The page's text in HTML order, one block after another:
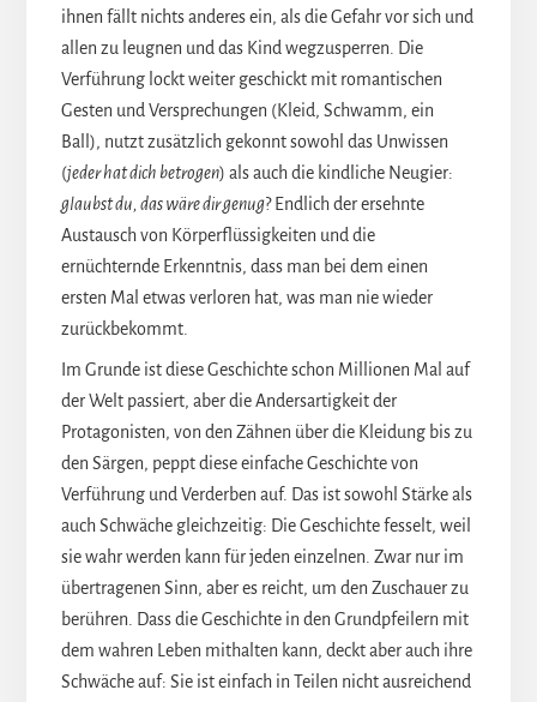
ihnen fällt nichts anderes ein, als die Gefahr vor sich und
allen zu leugnen und das Kind wegzusperren. Die
Verführung lockt weiter geschickt mit romantischen
Gesten und Versprechungen (Kleid, Schwamm, ein
Ball), nutzt zusätzlich gekonnt sowohl das Unwissen
(jeder hat dich betrogen) als auch die kindliche Neugier:
glaubst du, das wäre dir genug? Endlich der ersehnte
Austausch von Körperflüssigkeiten und die
ernüchternde Erkenntnis, dass man bei dem einen
ersten Mal etwas verloren hat, was man nie wieder
zurückbekommt.
Im Grunde ist diese Geschichte schon Millionen Mal auf
der Welt passiert, aber die Andersartigkeit der
Protagonisten, von den Zähnen über die Kleidung bis zu
den Särgen, peppt diese einfache Geschichte von
Verführung und Verderben auf. Das ist sowohl Stärke als
auch Schwäche gleichzeitig: Die Geschichte fesselt, weil
sie wahr werden kann für jeden einzelnen. Zwar nur im
übertragenen Sinn, aber es reicht, um den Zuschauer zu
berühren. Dass die Geschichte in den Grundpfeilern mit
dem wahren Leben mithalten kann, deckt aber auch ihre
Schwäche auf: Sie ist einfach in Teilen nicht ausreichend